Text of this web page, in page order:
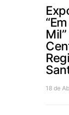
18 de